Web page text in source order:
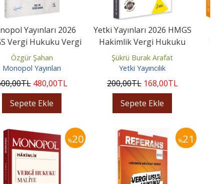
Yayınları 2026
Vergi Hukuku Vergi
Hukuku Ders Notları
Özgür Şahan
Monopol Yayınları
,00TL 480,00TL
Sepete Ekle
Yetki Yayınları 2026 HMGS
Hakimlik Vergi Hukuku
Vergi Usul Hukuku Türk...
Şükrü Burak Arafat
Yetki Yayıncılık
200,00TL 168,00TL
Sepete Ekle
%20 %21